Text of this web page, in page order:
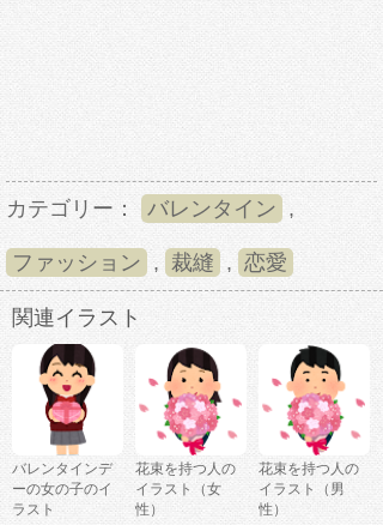
カテゴリー： バレンタイン ,
ファッション , 裁縫 , 恋愛
関連イラスト
バレンタインデ
ーの女の子のイ
ラスト
花束を持つ人の
イラスト（女
性）
花束を持つ人の
イラスト（男
性）